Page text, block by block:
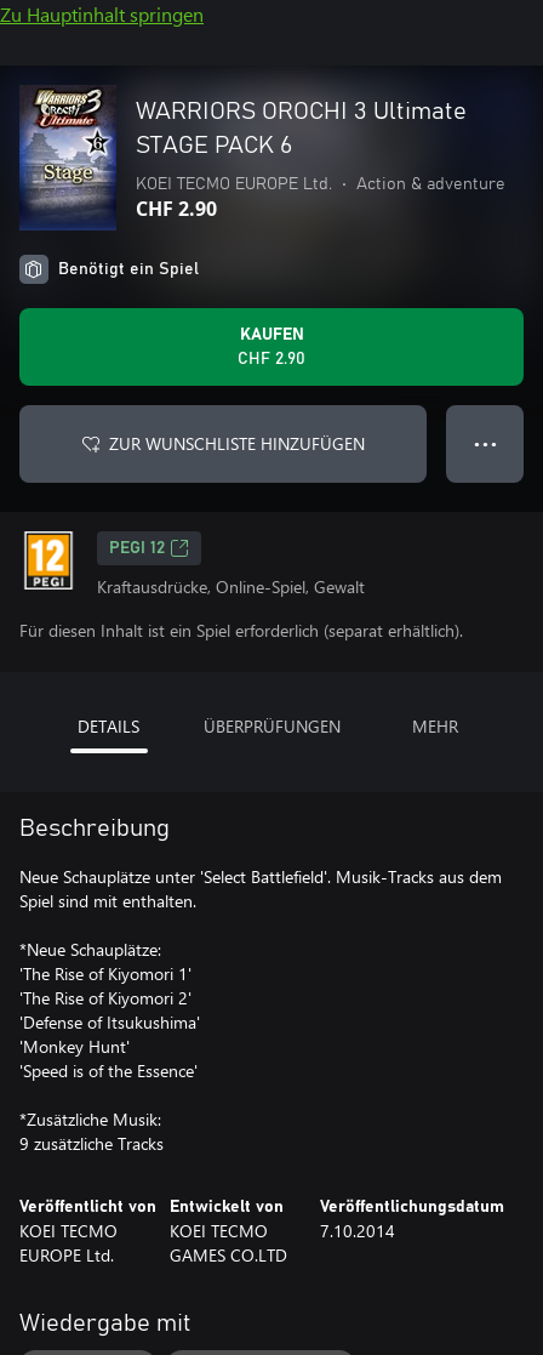
Zu Hauptinhalt springen
WARRIORS OROCHI 3 Ultimate
STAGE PACK 6
KOEI TECMO EUROPE Ltd. • Action & adventure
CHF 2.90
Benötigt ein Spiel
KAUFEN
CHF 2.90
ZUR WUNSCHLISTE HINZUFÜGEN ● ● ●
PEGI 12
Kraftausdrücke, Online-Spiel, Gewalt
Für diesen Inhalt ist ein Spiel erforderlich (separat erhältlich).
DETAILS ÜBERPRÜFUNGEN MEHR
Beschreibung
Neue Schauplätze unter 'Select Battlefield'. Musik-Tracks aus dem
Spiel sind mit enthalten.
*Neue Schauplätze:
'The Rise of Kiyomori 1'
'The Rise of Kiyomori 2'
'Defense of Itsukushima'
'Monkey Hunt'
'Speed is of the Essence'
*Zusätzliche Musik:
9 zusätzliche Tracks
Veröffentlicht von
KOEI TECMO
EUROPE Ltd.
Entwickelt von
KOEI TECMO
GAMES CO.LTD
Veröffentlichungsdatum
7.10.2014
Wiedergabe mit